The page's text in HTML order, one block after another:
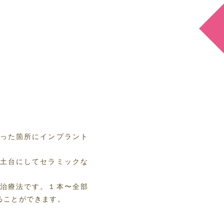
た箇所にインプラント
台にしてセラミックな
療法です。１本〜全部
とができます。